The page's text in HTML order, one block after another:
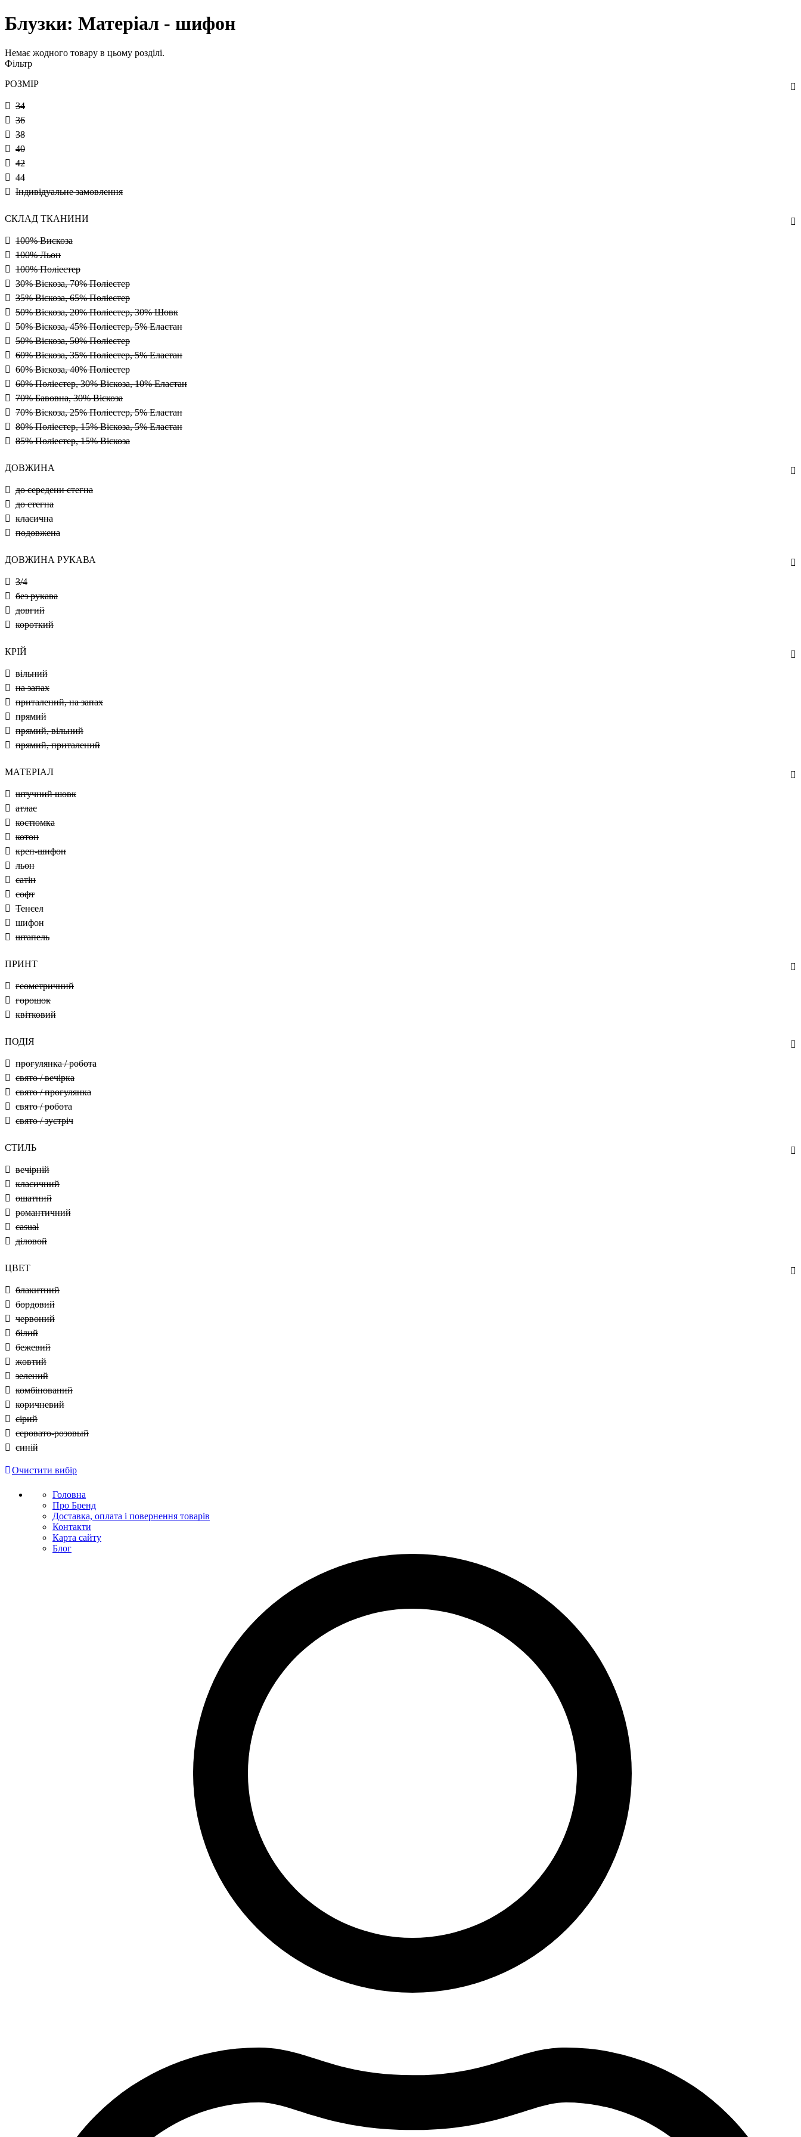
Блузки: Матеріал - шифон
Немає жодного товару в цьому розділі.
Фільтр
РОЗМІР
34
36
38
40
42
44
Індивідуальне замовлення
СКЛАД ТКАНИНИ
100% Вискоза
100% Льон
100% Поліестер
30% Віскоза, 70% Поліестер
35% Віскоза, 65% Поліестер
50% Віскоза, 20% Поліестер, 30% Шовк
50% Віскоза, 45% Поліестер, 5% Еластан
50% Віскоза, 50% Поліестер
60% Віскоза, 35% Поліестер, 5% Еластан
60% Віскоза, 40% Поліестер
60% Поліестер, 30% Віскоза, 10% Еластан
70% Бавовна, 30% Віскоза
70% Віскоза, 25% Поліестер, 5% Еластан
80% Поліестер, 15% Віскоза, 5% Еластан
85% Поліестер, 15% Віскоза
ДОВЖИНА
до середени стегна
до стегна
класична
подовжена
ДОВЖИНА РУКАВА
3/4
без рукава
довгий
короткий
КРІЙ
вільний
на запах
приталений, на запах
прямий
прямий, вільний
прямий, приталений
МАТЕРІАЛ
штучний шовк
атлас
костюмка
котон
креп-шифон
льон
сатін
софт
Тенсел
шифон
штапель
ПРИНТ
геометричний
горошок
квітковий
ПОДІЯ
прогулянка / робота
свято / вечірка
свято / прогулянка
свято / робота
свято / зустріч
СТИЛЬ
вечірній
класичний
ошатний
романтичний
casual
діловой
ЦВЕТ
блакитний
бордовий
червоний
білий
бежевий
жовтий
зелений
комбінований
коричневий
сірий
серовато-розовый
синій
Очистити вибір
Головна
Про Бренд
Доставка, оплата і повернення товарів
Контакти
Карта сайту
Блог